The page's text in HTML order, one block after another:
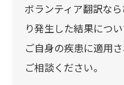
ボランティア翻訳な
り発生した結果につ
ご自身の疾患に適用
ご相談ください。